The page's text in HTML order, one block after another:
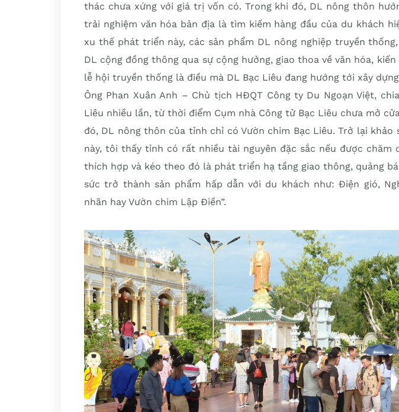
thác chưa xứng với giá trị vốn có. Trong khi đó, DL nông thôn
trải nghiệm văn hóa bản địa là tìm kiếm hàng đầu của du khách
xu thế phát triển này, các sản phẩm DL nông nghiệp truyền
DL cộng đồng thông qua sự cộng hưởng, giao thoa về văn hóa,
lễ hội truyền thống là điều mà DL Bạc Liêu đang hướng tới xây
Ông Phan Xuân Anh – Chủ tịch HĐQT Công ty Du Ngoạn Việt,
Liêu nhiều lần, từ thời điểm Cụm nhà Công tử Bạc Liêu chưa mở
đó, DL nông thôn của tỉnh chỉ có Vườn chim Bạc Liêu. Trở lại khảo
này, tôi thấy tỉnh có rất nhiều tài nguyên đặc sắc nếu được
thích hợp và kéo theo đó là phát triển hạ tầng giao thông, quảng
sức trở thành sản phẩm hấp dẫn với du khách như: Điện gió,
nhãn hay Vườn chim Lập Điền”.